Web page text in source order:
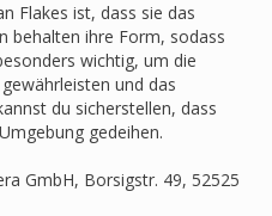
Flakes ist, dass sie das
behalten ihre Form, sodass
wichtig, um die
und das
du sicherstellen, dass
gedeihen.
GmbH, Borsigstr. 49, 52525